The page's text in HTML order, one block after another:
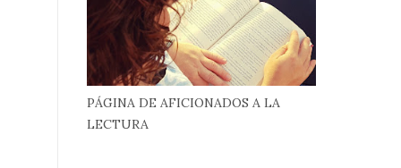
PÁGINA DE AFICIONADOS A LA
LECTURA